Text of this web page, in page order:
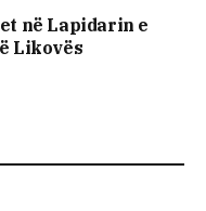
në Lapidarin e
Likovës